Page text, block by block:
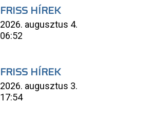
FRISS HÍREK
2026. augusztus 4.
06:52
FRISS HÍREK
2026. augusztus 3.
17:54